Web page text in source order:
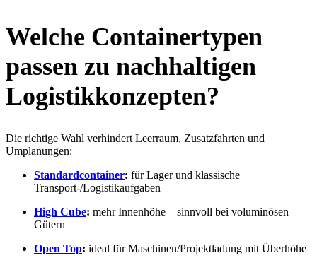
Welche Containertypen
passen zu nachhaltigen
Logistikkonzepten?
Die richtige Wahl verhindert Leerraum, Zusatzfahrten und
Umplanungen:
Standardcontainer: für Lager und klassische
Transport-/Logistikaufgaben
High Cube: mehr Innenhöhe – sinnvoll bei voluminösen
Gütern
Open Top: ideal für Maschinen/Projektladung mit Überhöhe